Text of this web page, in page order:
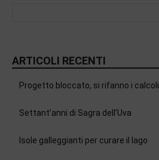
ARTICOLI RECENTI
Progetto bloccato, si rifanno i calcoli
Settant’anni di Sagra dell’Uva
Isole galleggianti per curare il lago